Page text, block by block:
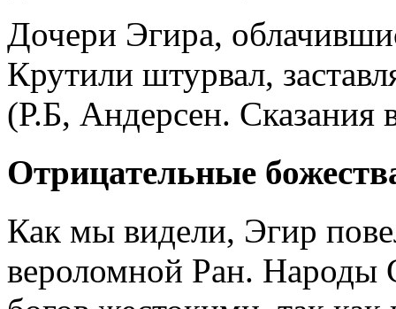
Дочери Эгира,
Крутили штурвал,
(Р.Б, Андерсен. Сказания
Отрицательные
Как мы видели, Эгир
вероломной Ран. Народы